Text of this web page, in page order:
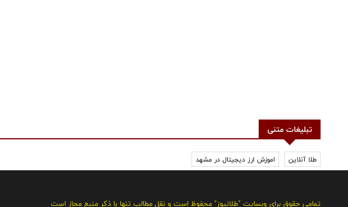
تبلیغات متنی
طلا آنلاین اموزش ارز دیجیتال در مشهد
تمامی حقوق برای وبسایت "طلانیوز" محفوظ است و نقل مطالب تنها با ذکر منبع مجاز است